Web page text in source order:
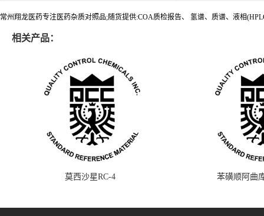
常州翔龙医药专注医药杂质对照品;随货提供:COA质检报告、 氢谱、质谱、液相
相关产品：
莫西沙星RC-4 苯磺顺阿曲